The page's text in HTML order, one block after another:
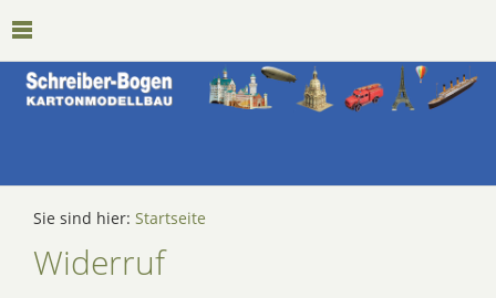
Sie sind hier: Startseite
Widerruf